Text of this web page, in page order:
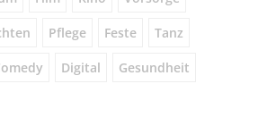
Pflege Feste Tanz
Digital Gesundheit